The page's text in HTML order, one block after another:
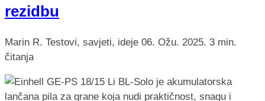
rezidbu
Marin R. Testovi, savjeti, ideje 06. Ožu. 2025. 3 min.
čitanja